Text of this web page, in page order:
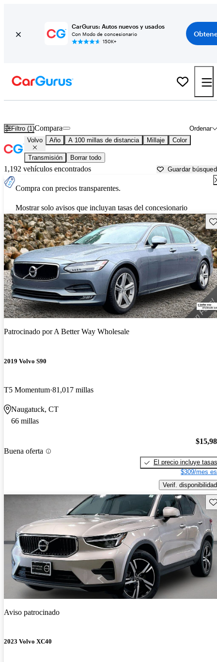
CarGurus: Autos nuevos y usados
Con Modo de concesionario
150K+
Filtro (1) Ordenar
Compara
Volvo Año A 100 millas de distancia Millaje Color
Transmisión Borrar todo
1,192 vehículos encontrados Guardar
Compra con precios transparentes.
Mostrar solo avisos que incluyan tasas del concesionario
Patrocinado porA Better Way Wholesale
2019 Volvo S90
T5 Momentum 81,017 millas
Naugatuck, CT
66 millas
Buena oferta
El precio incluye tasas
$309/mes
Verif. disponibilidad
Aviso patrocinado
2023 Volvo XC40